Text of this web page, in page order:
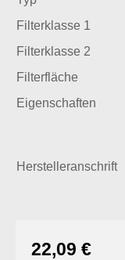
Filterklasse 1
Filterklasse 2
Filterfläche
Eigenschaften
Herstelleranschrift
Regulärer Preis:
22,09 €